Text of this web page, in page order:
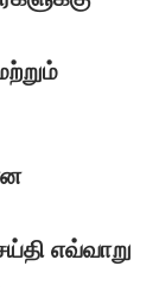
எவ்வாறு